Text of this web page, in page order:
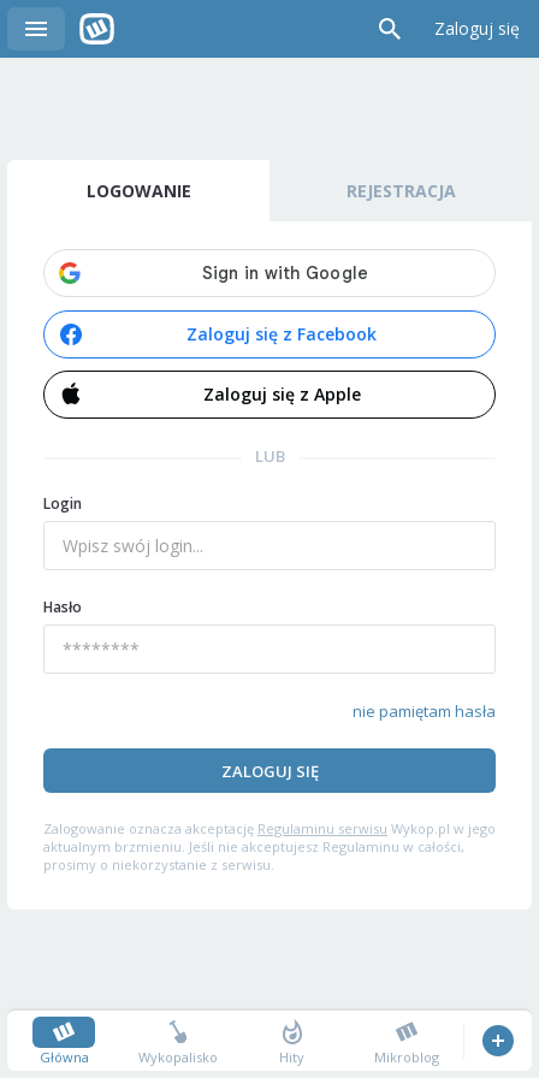
Zaloguj się
LOGOWANIE REJESTRACJA
Zaloguj się z Facebook
Zaloguj się z Apple
LUB
Login
Hasło
nie pamiętam hasła
ZALOGUJ SIĘ
Zalogowanie oznacza akceptację Regulaminu serwisu Wykop.pl w jego
aktualnym brzmieniu. Jeśli nie akceptujesz Regulaminu w całości,
prosimy o niekorzystanie z serwisu.
Główna Wykopalisko Hity Mikroblog